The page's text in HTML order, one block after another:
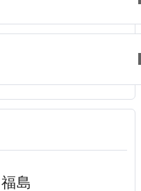
福島